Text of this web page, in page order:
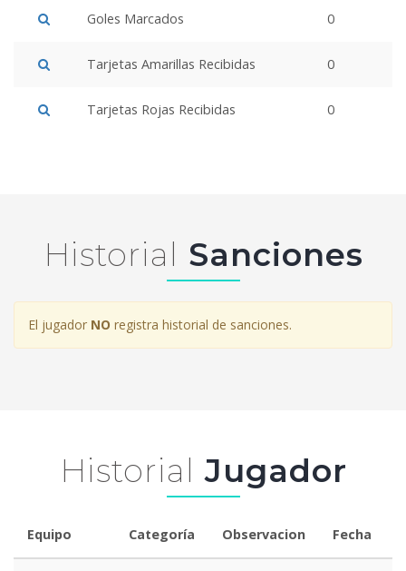
Goles Marcados 0
Tarjetas Amarillas Recibidas 0
Tarjetas Rojas Recibidas 0
Historial Sanciones
El jugador NO registra historial de sanciones.
Historial Jugador
Equipo Categoría Observacion Fecha